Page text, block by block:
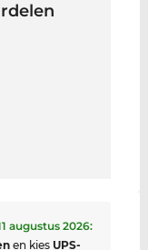
augustus 2026:
en kies UPS-